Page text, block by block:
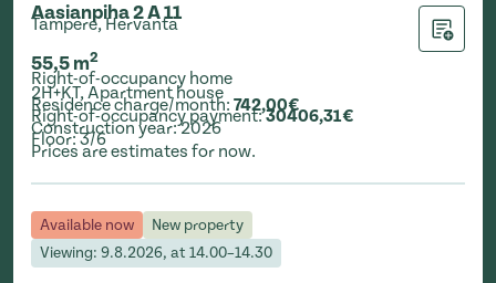
Aasianpiha 2 A 11
Tampere, Hervanta
Add to
55,5m2
Right-of-occupancy home
2H+KT,Apartment house
Residence charge/month: 742,00€
Right-of-occupancy payment:30406,31€
Construction year:2026
Floor:3/6
Prices are estimates for now.
Available now
New property
Viewing: 9.8.2026, at 14.00–14.30